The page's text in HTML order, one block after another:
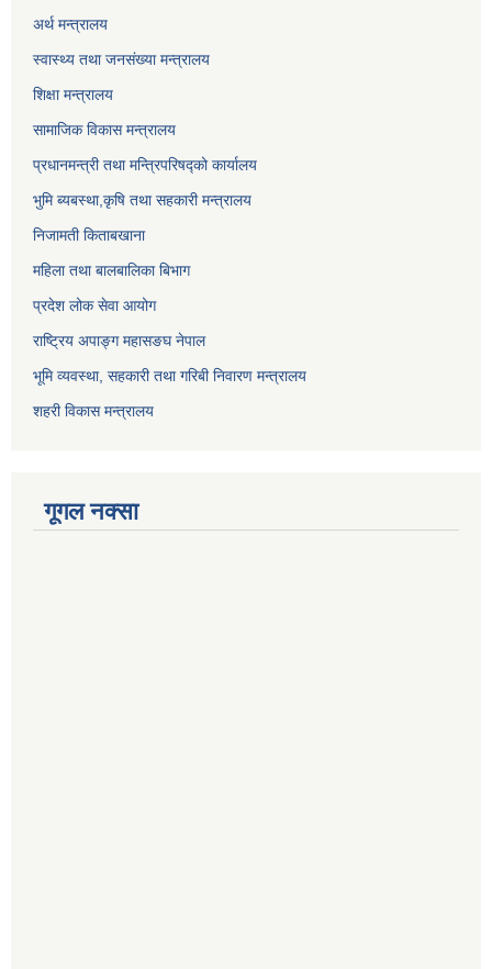
अर्थ मन्त्रालय
स्वास्थ्य तथा जनसंख्या मन्त्रालय
शिक्षा मन्त्रालय
सामाजिक विकास मन्त्रालय
प्रधानमन्त्री तथा मन्त्रिपरिषद्को कार्यालय
भुमि ब्यबस्था,कृषि तथा सहकारी मन्त्रालय
निजामती किताबखाना
महिला तथा बालबालिका बिभाग
प्रदेश लोक सेवा आयोग
राष्ट्रिय अपाङ्ग महासङघ नेपाल
भूमि व्यवस्था, सहकारी तथा गरिबी निवारण मन्त्रालय
शहरी विकास मन्त्रालय
गूगल नक्सा